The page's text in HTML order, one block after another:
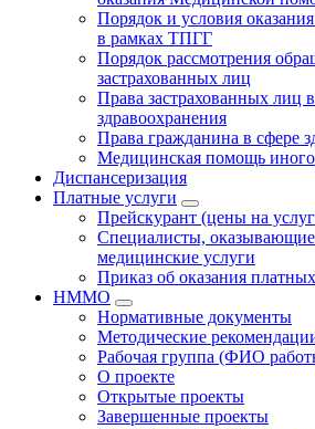
Порядок и условия
в рамках ТПГГ
Порядок рассмотрения
застрахованных лиц
Права застрахованных лиц
здравоохранения
Права гражданина в сфере
Медицинская помощь
Диспансеризация
Платные услуги
Прейскурант (цены на
Специалисты,
медицинские услуги
Приказ об оказания
НММО
Нормативные документы
Методические
Рабочая группа (ФИО
О проекте
Открытые проекты
Завершенные проекты